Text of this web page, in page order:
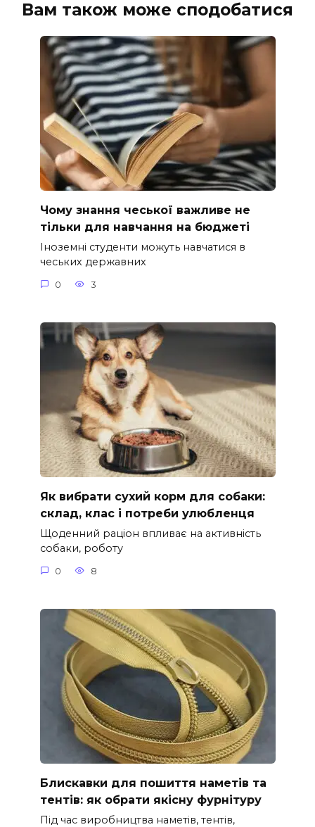
Вам також може сподобатися
Чому знання чеської важливе не
тільки для навчання на бюджеті
Іноземні студенти можуть навчатися в
чеських державних
0 3
Як вибрати сухий корм для собаки:
склад, клас і потреби улюбленця
Щоденний раціон впливає на активність
собаки, роботу
0 8
Блискавки для пошиття наметів та
тентів: як обрати якісну фурнітуру
Під час виробництва наметів, тентів,